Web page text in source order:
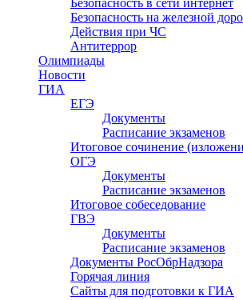
Безопасность в сети интернет
Безопасность на железной
Действия при ЧС
Антитеррор
Олимпиады
Новости
ГИА
ЕГЭ
Документы
Расписание экзаменов
Итоговое сочинение
ОГЭ
Документы
Расписание экзаменов
Итоговое собеседование
ГВЭ
Документы
Расписание экзаменов
Документы РосОбрНадзора
Горячая линия
Сайты для подготовки к ГИА